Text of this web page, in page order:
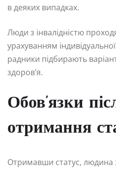
в деяких випадках.
Люди з інвалідністю
урахуванням
радники підбирають
здоров’я.
Обов’язки
отримання
Отримавши статус, людина